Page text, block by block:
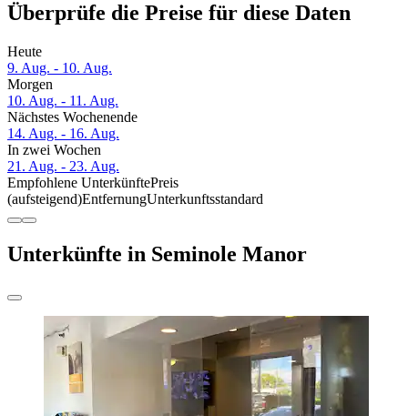
Überprüfe die Preise für diese Daten
Heute
9. Aug. - 10. Aug.
Morgen
10. Aug. - 11. Aug.
Nächstes Wochenende
14. Aug. - 16. Aug.
In zwei Wochen
21. Aug. - 23. Aug.
Empfohlene UnterkünftePreis
(aufsteigend)EntfernungUnterkunftsstandard
Unterkünfte in Seminole Manor